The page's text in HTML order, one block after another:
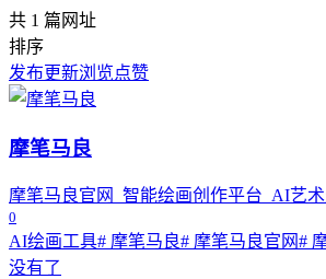
共 1 篇网址
排序
发布更新浏览点赞
摩笔马良
摩笔马良官网_智能绘画创作平台_AI艺
0
AI绘画工具# 摩笔马良# 摩笔马良官网#
没有了